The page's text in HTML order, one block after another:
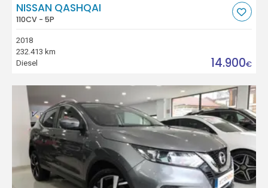
NISSAN QASHQAI
110CV - 5P
2018
232.413 km
Diesel
14.900€